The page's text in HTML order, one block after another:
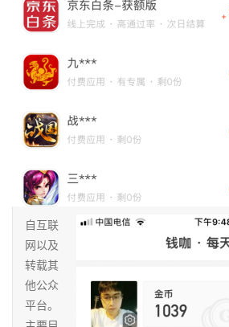
首
页
挖
赚
简
自互联
网以及
转载其
他公众
平台。